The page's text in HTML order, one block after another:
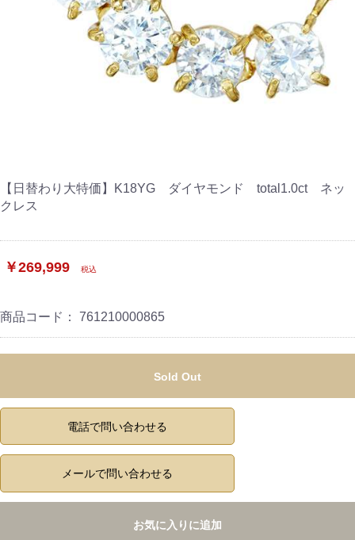
【日替わり大特価】K18YG ダイヤモンド total1.0ct ネッ
クレス
￥269,999 税込
商品コード： 761210000865
Sold Out
電話で問い合わせる
メールで問い合わせる
お気に入りに追加